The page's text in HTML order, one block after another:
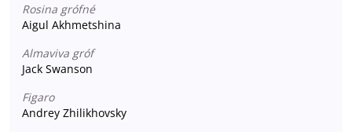
Rosina grófné
Aigul Akhmetshina
Almaviva gróf
Jack Swanson
Figaro
Andrey Zhilikhovsky